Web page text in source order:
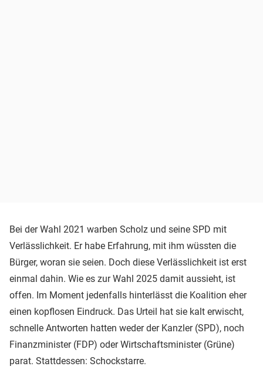
Bei der Wahl 2021 warben Scholz und seine SPD mit
Verlässlichkeit. Er habe Erfahrung, mit ihm wüssten die
Bürger, woran sie seien. Doch diese Verlässlichkeit ist erst
einmal dahin. Wie es zur Wahl 2025 damit aussieht, ist
offen. Im Moment jedenfalls hinterlässt die Koalition eher
einen kopflosen Eindruck. Das Urteil hat sie kalt erwischt,
schnelle Antworten hatten weder der Kanzler (SPD), noch
Finanzminister (FDP) oder Wirtschaftsminister (Grüne)
parat. Stattdessen: Schockstarre.